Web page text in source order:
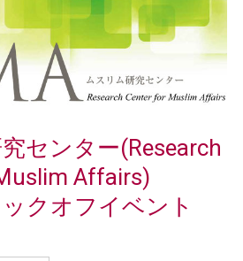
センター(Research
Affairs)
クオフイベント